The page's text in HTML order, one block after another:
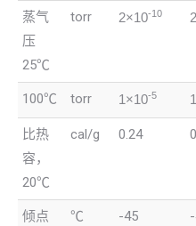
蒸气
压
25℃
torr 2×10-10
100℃ torr 1×10-5
比热
容，
20℃
cal/g 0.24
倾点 ℃ -45